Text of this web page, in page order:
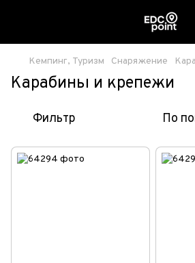
Кемпинг, Туризм Снаряжение
Карабины и крепежи
Фильтр По